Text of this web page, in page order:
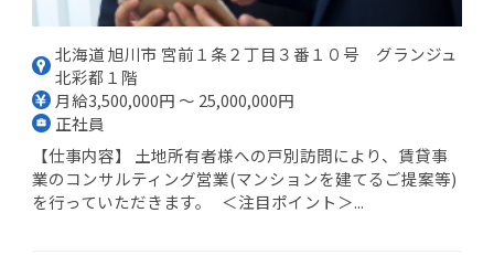
北海道 旭川市 宮前１条２丁目３番１０号 グランジュ
北彩都１階
月給3,500,000円 ～ 25,000,000円
正社員
【仕事内容】 土地所有者様への戸別訪問により、賃貸事
業のコンサルティング営業(マンションを建てるご提案等)
を行っていただきます。 ＜注目ポイント＞...